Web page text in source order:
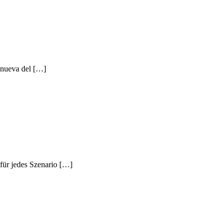
del […]
jedes Szenario […]